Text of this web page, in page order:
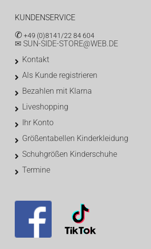
KUNDENSERVICE
✆+49 (0)8141/22 84 604
✉ SUN-SIDE-STORE@WEB.DE
Kontakt
Als Kunde registrieren
Bezahlen mit Klarna
Liveshopping
Ihr Konto
Größentabellen Kinderkleidung
Schuhgrößen Kinderschuhe
Termine